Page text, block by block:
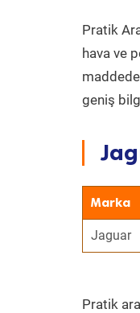
Pratik
hava ve
geniş
Marka
Jaguar
Pratik